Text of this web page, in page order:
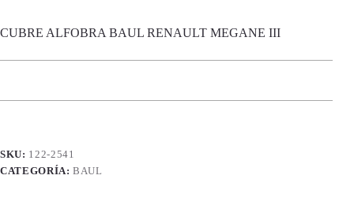
CUBRE ALFOBRA BAUL RENAULT MEGANE III
SKU: 122-2541
CATEGORÍA:BAUL